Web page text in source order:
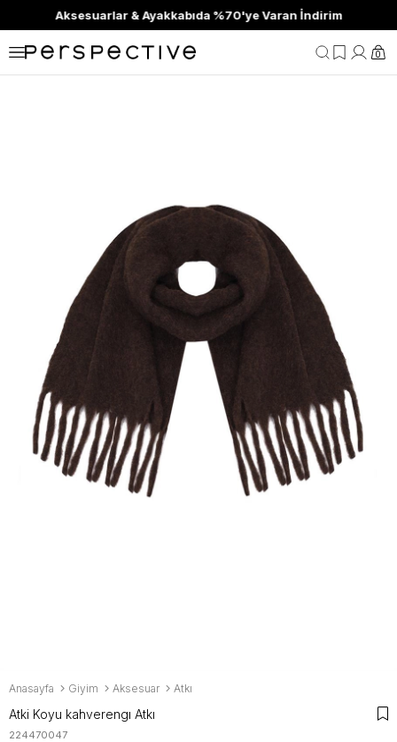
Aksesuarlar & Ayakkabıda %70'ye Varan İndirim
0
Anasayfa Giyim Aksesuar Atkı
Atki Koyu kahverengı Atkı
224470047